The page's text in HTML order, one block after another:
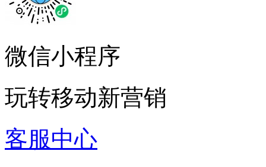
微信小程序
玩转移动新营销
客服中心